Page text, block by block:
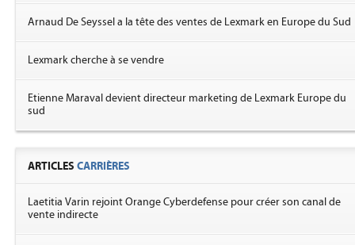
Arnaud De Seyssel a la tête des ventes de Lexmark en Europe du Sud
Lexmark cherche à se vendre
Etienne Maraval devient directeur marketing de Lexmark Europe du
sud
ARTICLES CARRIÈRES
Laetitia Varin rejoint Orange Cyberdefense pour créer son canal de
vente indirecte